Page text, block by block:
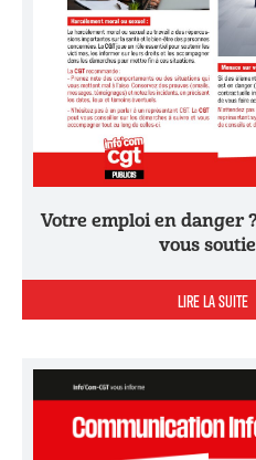
Votre emploi en danger ? Info’Com-CGT
vous
LIRE LA SUITE